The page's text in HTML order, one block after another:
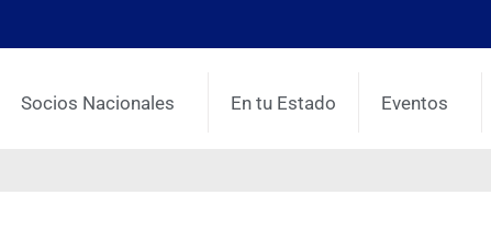
Socios Nacionales En tu Estado Eventos